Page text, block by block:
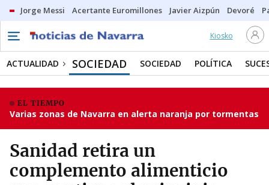
Jorge Messi Acertante Euromillones Javier Aizpún Devoré
Kiosko
ACTUALIDAD SOCIEDAD SOCIEDAD POLÍTICA
EL TIEMPO
Varias zonas de Navarra en alerta naranja por tormentas
Sanidad retira un
complemento alimenticio